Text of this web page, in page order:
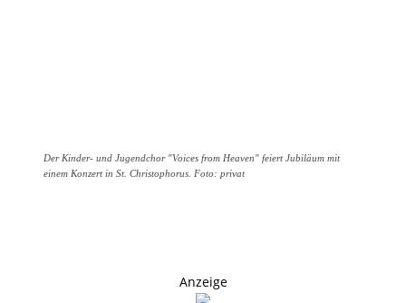
Der Kinder- und Jugendchor "Voices from Heaven" feiert Jubiläum mit
einem Konzert in St. Christophorus. Foto: privat
Anzeige